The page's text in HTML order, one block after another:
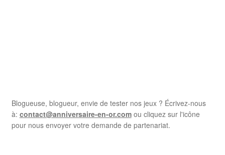
Blogueuse, blogueur, envie de tester nos jeux ? Écrivez-nous
à: contact@anniversaire-en-or.comou cliquez sur l'icône
pour nous envoyer votre demande de partenariat.